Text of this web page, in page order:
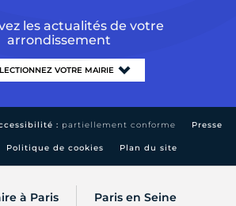
à Paris Paris en Seine
les actualités de votre
arrondissement
: partiellement conforme Presse
Politique de cookies Plan du site